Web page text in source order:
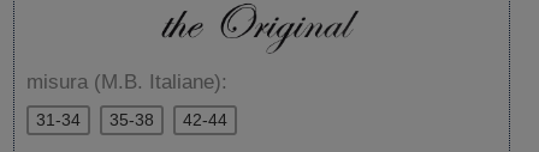
misura (M.B. Italiane):
31-34 35-38 42-44